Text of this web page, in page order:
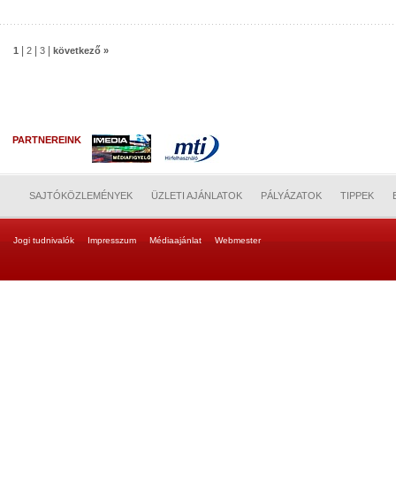
1 2 3 következő »
PARTNEREINK
SAJTÓKÖZLEMÉNYEK ÜZLETI AJÁNLATOK PÁLYÁZATOK TIPPEK
Jogi tudnivalók Impresszum Médiaajánlat Webmester